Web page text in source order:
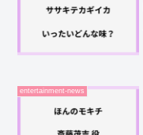
entertainment-news